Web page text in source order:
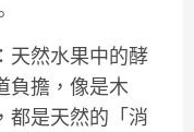
天然水果中的酵
負擔，像是木
都是天然的「消